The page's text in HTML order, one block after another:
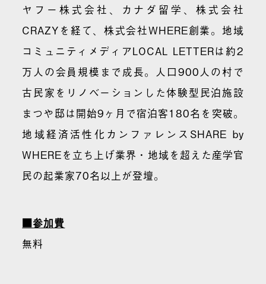
ヤフー株式会社、カナダ留学、株式会社
CRAZYを経て、株式会社WHERE創業。地域
コミュニティメディアLOCAL LETTERは約2
万人の会員規模まで成長。人口900人の村で
古民家をリノベーションした体験型民泊施設
まつや邸は開始9ヶ月で宿泊客180名を突破。
地域経済活性化カンファレンスSHARE by
WHEREを立ち上げ業界・地域を超えた産学官
民の起業家70名以上が登壇。
■参加費
無料